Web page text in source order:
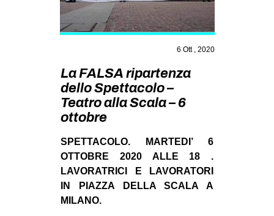
DEGENERAZIONE
GAZA FREESTYLE
MSM
STUDENTI TSUNAMI
ZAM
MOBILITAZIONI
SPAZI
SPORT POPOLARE
6 Ott , 2020
La FALSA ripartenza
dello Spettacolo –
Teatro alla Scala – 6
ottobre
SPETTACOLO. MARTEDI’ 6
OTTOBRE 2020 ALLE 18 .
LAVORATRICI E LAVORATORI
IN PIAZZA DELLA SCALA A
MILANO.